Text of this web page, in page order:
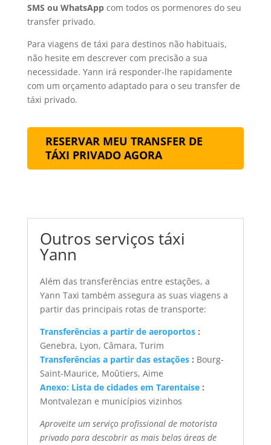
SMS ou WhatsAppcom todos os pormenores do seu
transfer privado.
Para viagens de táxi para destinos não habituais,
não hesite em descrever com precisão a sua
necessidade. Yann irá responder-lhe rapidamente
com um orçamento adaptado para o seu transfer de
táxi privado.
RESERVAR MEU TRANSFER DE
TÁXI PRIVADO AGORA
Outros serviços táxi
Yann
Além das transferências entre estações, a
Yann Taxi também assegura as suas viagens a
partir das principais rotas de transporte:
Transferências a partir de aeroportos:
Genebra, Lyon, Câmara, Turim
Transferências a partir das estações: Bourg-
Saint-Maurice, Moûtiers, Aime
Anexo: Lista de cidades em Tarentaise:
Montvalezan e municípios vizinhos
Aproveite um serviço profissional de motorista
privado para descobrir as mais belas áreas de